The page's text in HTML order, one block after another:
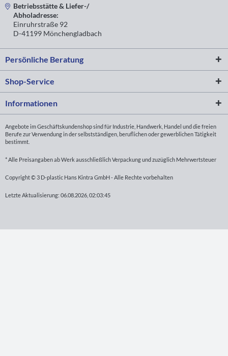
Betriebsstätte & Liefer-/
Abholadresse:
Einruhrstraße 92
D-41199 Mönchengladbach
Persönliche Beratung
Shop-Service
Informationen
Angebote im Geschäftskundenshop sind für Industrie, Handwerk, Handel und die freien
Berufe zur Verwendung in der selbstständigen, beruflichen oder gewerblichen Tätigkeit
bestimmt.
* Alle Preisangaben ab Werk ausschließlich Verpackung und zuzüglich Mehrwertsteuer
Copyright © 3 D-plastic Hans Kintra GmbH - Alle Rechte vorbehalten
Letzte Aktualisierung: 06.08.2026, 02:03:45